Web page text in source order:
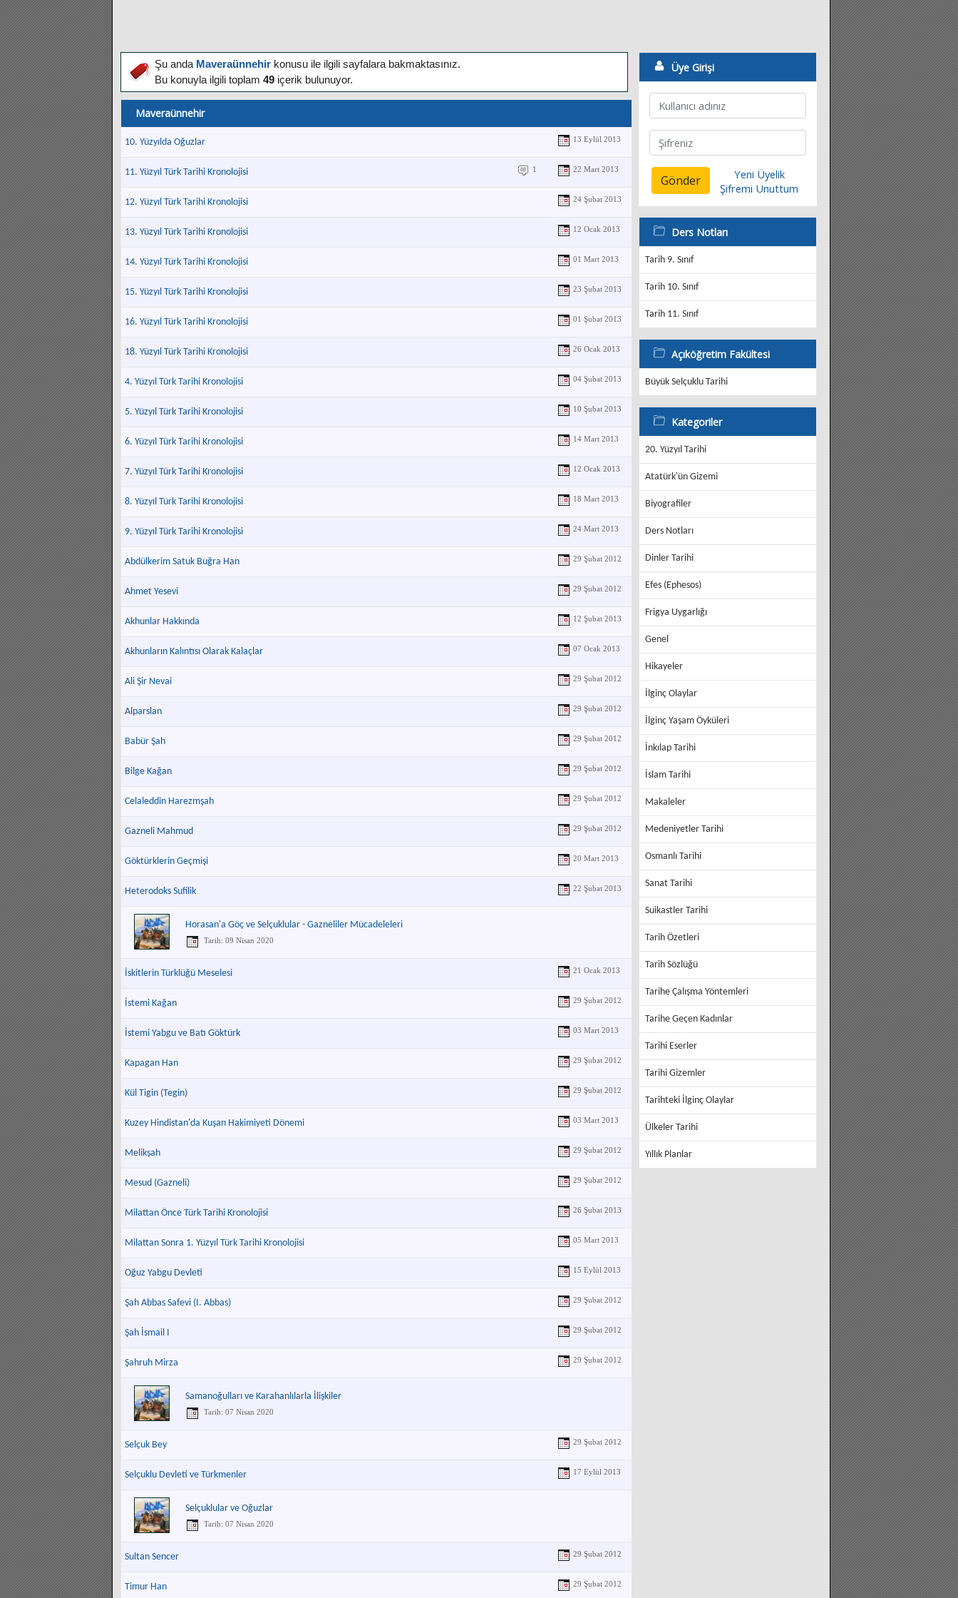
Şu anda Maveraünnehir konusu ile ilgili sayfalara bakmaktasınız.
Bu konuyla ilgili toplam 49 içerik bulunuyor.
Maveraünnehir
10. Yüzyılda Oğuzlar 13 Eylül 2013
11. Yüzyıl Türk Tarihi Kronolojisi 22 Mart 2013
1
12. Yüzyıl Türk Tarihi Kronolojisi 24 Şubat 2013
13. Yüzyıl Türk Tarihi Kronolojisi 12 Ocak 2013
14. Yüzyıl Türk Tarihi Kronolojisi 01 Mart 2013
15. Yüzyıl Türk Tarihi Kronolojisi 23 Şubat 2013
16. Yüzyıl Türk Tarihi Kronolojisi 01 Şubat 2013
18. Yüzyıl Türk Tarihi Kronolojisi 26 Ocak 2013
4. Yüzyıl Türk Tarihi Kronolojisi 04 Şubat 2013
5. Yüzyıl Türk Tarihi Kronolojisi 10 Şubat 2013
6. Yüzyıl Türk Tarihi Kronolojisi 14 Mart 2013
7. Yüzyıl Türk Tarihi Kronolojisi 12 Ocak 2013
8. Yüzyıl Türk Tarihi Kronolojisi 18 Mart 2013
9. Yüzyıl Türk Tarihi Kronolojisi 24 Mart 2013
Abdülkerim Satuk Buğra Han 29 Şubat 2012
Ahmet Yesevi 29 Şubat 2012
Akhunlar Hakkında 12 Şubat 2013
Akhunların Kalıntısı Olarak Kalaçlar 07 Ocak 2013
Ali Şir Nevai 29 Şubat 2012
Alparslan 29 Şubat 2012
Babür Şah 29 Şubat 2012
Bilge Kağan 29 Şubat 2012
Celaleddin Harezmşah 29 Şubat 2012
Gazneli Mahmud 29 Şubat 2012
Göktürklerin Geçmişi 20 Mart 2013
Heterodoks Sufilik 22 Şubat 2013
Horasan'a Göç ve Selçuklular - Gazneliler Mücadeleleri
Tarih: 09 Nisan 2020
İskitlerin Türklüğü Meselesi 21 Ocak 2013
İstemi Kağan 29 Şubat 2012
İstemi Yabgu ve Batı Göktürk 03 Mart 2013
Kapagan Han 29 Şubat 2012
Kül Tigin (Tegin) 29 Şubat 2012
Kuzey Hindistan'da Kuşan Hakimiyeti Dönemi 03 Mart 2013
Melikşah 29 Şubat 2012
Mesud (Gazneli) 29 Şubat 2012
Milattan Önce Türk Tarihi Kronolojisi 26 Şubat 2013
Milattan Sonra 1. Yüzyıl Türk Tarihi Kronolojisi 05 Mart 2013
Oğuz Yabgu Devleti 15 Eylül 2013
Şah Abbas Safevi (I. Abbas) 29 Şubat 2012
Şah İsmail I 29 Şubat 2012
Şahruh Mirza 29 Şubat 2012
Samanoğulları ve Karahanlılarla İlişkiler
Tarih: 07 Nisan 2020
Selçuk Bey 29 Şubat 2012
Selçuklu Devleti ve Türkmenler 17 Eylül 2013
Selçuklular ve Oğuzlar
Tarih: 07 Nisan 2020
Sultan Sencer 29 Şubat 2012
Timur Han 29 Şubat 2012
Üye Girişi
Gönder
Yeni Üyelik
Şifremi Unuttum
Ders Notları
Tarih 9. Sınıf
Tarih 10. Sınıf
Tarih 11. Sınıf
Açıköğretim Fakültesi
Büyük Selçuklu Tarihi
Kategoriler
20. Yüzyıl Tarihi
Atatürk'ün Gizemi
Biyografiler
Ders Notları
Dinler Tarihi
Efes (Ephesos)
Frigya Uygarlığı
Genel
Hikayeler
İlginç Olaylar
İlginç Yaşam Öyküleri
İnkılap Tarihi
İslam Tarihi
Makaleler
Medeniyetler Tarihi
Osmanlı Tarihi
Sanat Tarihi
Suikastler Tarihi
Tarih Özetleri
Tarih Sözlüğü
Tarihe Çalışma Yöntemleri
Tarihe Geçen Kadınlar
Tarihi Eserler
Tarihi Gizemler
Tarihteki İlginç Olaylar
Ülkeler Tarihi
Yıllık Planlar